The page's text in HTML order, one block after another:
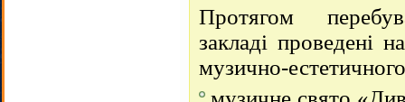
Протягом
закладі проведені
музично-